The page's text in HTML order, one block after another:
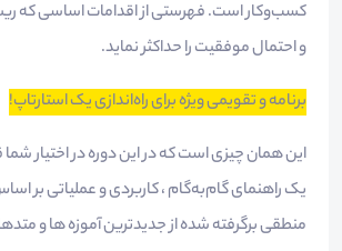
کسب‌وکار است. فهرستی از اقدامات اساسی که
و احتمال موفقیت را حداکثر نماید.
برنامه و تقویمی ویژه برای راه‌اندازی یک استارتاپ!
این همان چیزی است که در این دوره در اختیار شما
یک راهنمای گام‌به‌گام ، کاربردی و عملیاتی بر
منطقی برگرفته شده از جدیدترین آموزه ها و